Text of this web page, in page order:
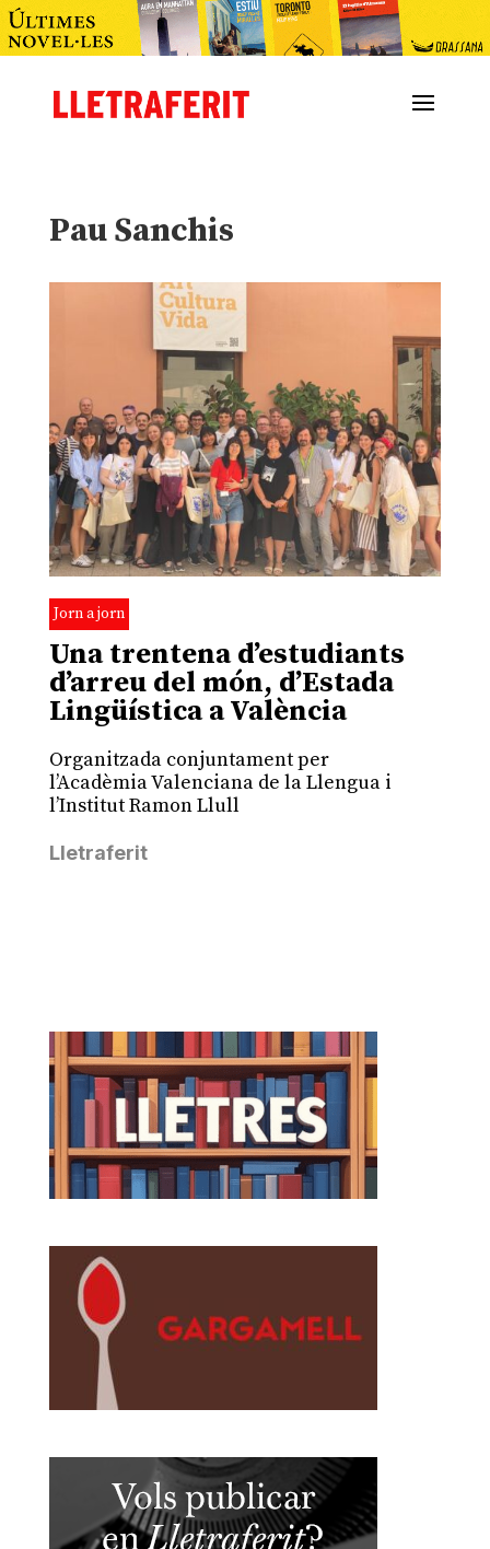
Pau Sanchis
Jorn a jorn
Una trentena d’estudiants
d’arreu del món, d’Estada
Lingüística a València
Organitzada conjuntament per
l’Acadèmia Valenciana de la Llengua i
l’Institut Ramon Llull
Lletraferit